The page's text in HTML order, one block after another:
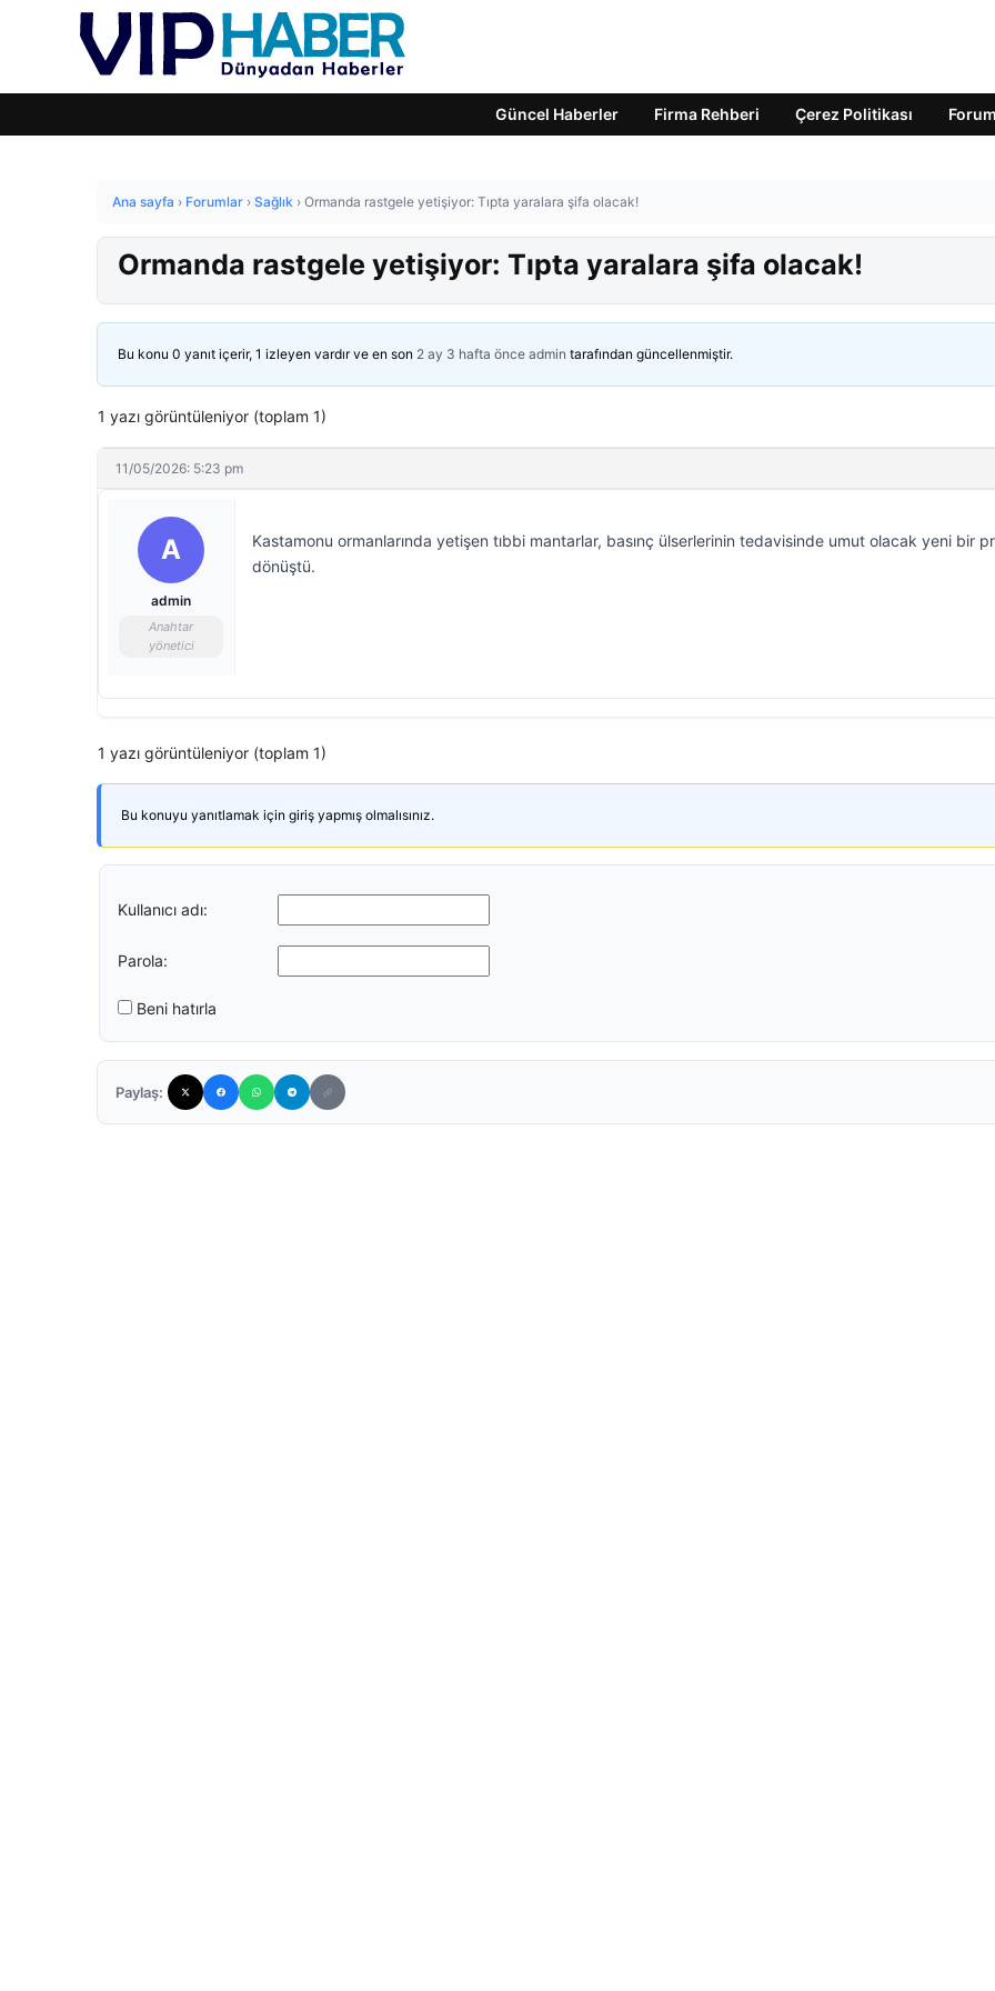
Güncel Haberler Firma Rehberi Çerez Politikası Forum
Ana sayfa › Forumlar › Sağlık › Ormanda rastgele yetişiyor: Tıpta yaralara şifa olacak!
Ormanda rastgele yetişiyor: Tıpta yaralara şifa olacak!
Bu konu 0 yanıt içerir, 1 izleyen vardır ve en son 2 ay 3 hafta önce admin tarafından güncellenmiştir.
1 yazı görüntüleniyor (toplam 1)
11/05/2026: 5:23 pm
A
admin
Anahtar
yönetici
Kastamonu ormanlarında yetişen tıbbi mantarlar, basınç ülserlerinin tedavisinde umut olacak yeni bir
dönüştü.
1 yazı görüntüleniyor (toplam 1)
Bu konuyu yanıtlamak için giriş yapmış olmalısınız.
Kullanıcı adı:
Parola:
Beni hatırla
Paylaş: